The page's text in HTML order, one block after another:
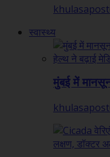
स्वास्थ्य
मुंबई में